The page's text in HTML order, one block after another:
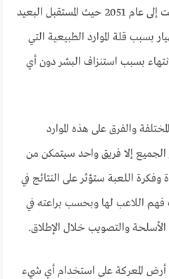
تنقلك لعبة نيو ستيت إلى عام 2051 حيث المستقبل البعيد
بسبب قلة الموارد الطبيعية التي
بسبب استنزاف البشر دون أي
والفرق على هذه الموارد
إلا فريق واحد سيتمكن من
وفكرة اللعبة ستؤثر على النتائج في
اللاعب لها وبحسب براعته في
الأسلحة والتصويب خلال الإطلاق.
أرض المعركة على استخدام أي شيء